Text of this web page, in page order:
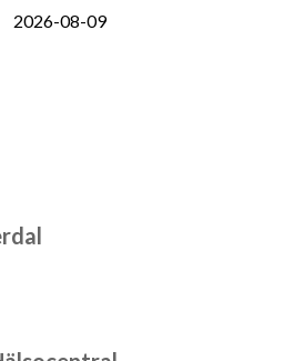
2026-08-09